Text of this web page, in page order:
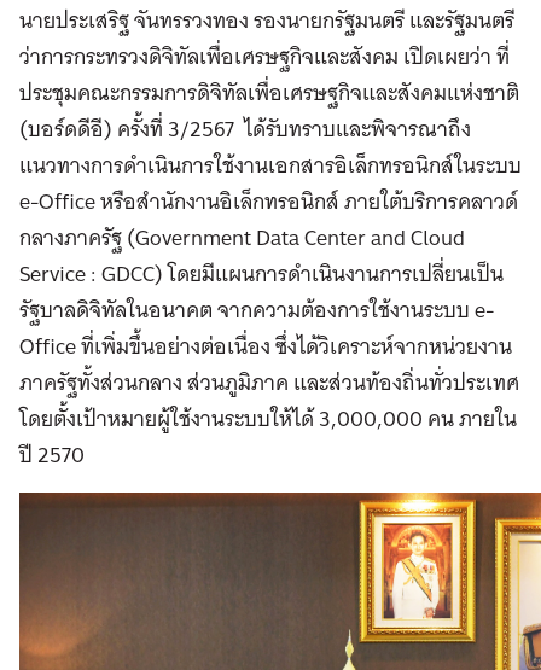
นายประเสริฐ จันทรรวงทอง รองนายกรัฐมนตรี และรัฐมนตรี
ว่าการกระทรวงดิจิทัลเพื่อเศรษฐกิจและสังคม เปิดเผยว่า ที่
ประชุมคณะกรรมการดิจิทัลเพื่อเศรษฐกิจและสังคมแห่งชาติ
(บอร์ดดีอี) ครั้งที่ 3/2567 ได้รับทราบและพิจารณาถึง
แนวทางการดำเนินการใช้งานเอกสารอิเล็กทรอนิกส์ในระบบ
e-Office หรือสำนักงานอิเล็กทรอนิกส์ ภายใต้บริการคลาวด์
กลางภาครัฐ (Government Data Center and Cloud
Service : GDCC) โดยมีแผนการดำเนินงานการเปลี่ยนเป็น
รัฐบาลดิจิทัลในอนาคต จากความต้องการใช้งานระบบ e-
Office ที่เพิ่มขึ้นอย่างต่อเนื่อง ซึ่งได้วิเคราะห์จากหน่วยงาน
ภาครัฐทั้งส่วนกลาง ส่วนภูมิภาค และส่วนท้องถิ่นทั่วประเทศ
โดยตั้งเป้าหมายผู้ใช้งานระบบให้ได้ 3,000,000 คน ภายใน
ปี 2570